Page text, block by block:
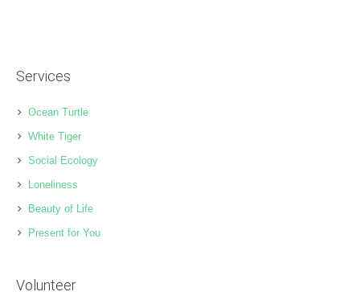
Services
Ocean Turtle
White Tiger
Social Ecology
Loneliness
Beauty of Life
Present for You
Volunteer